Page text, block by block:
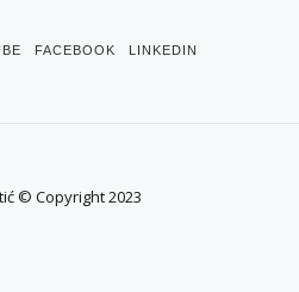
FACEBOOK LINKEDIN
© Copyright 2023